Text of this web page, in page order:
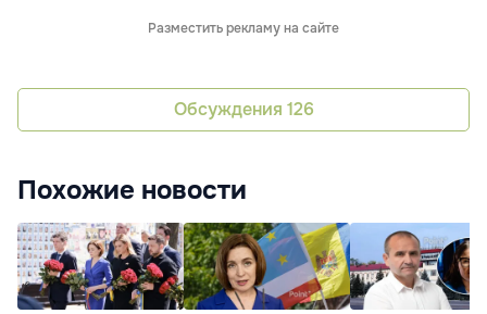
Разместить рекламу на сайте
Обсуждения 126
Похожие новости